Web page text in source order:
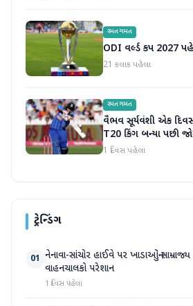
રમતગમત
ODI વર્લ્ડ કપ 2027
21 કલાક પહેલા
રમતગમત
વૈભવ સૂર્યવંશી એક
T20 કિંગ બન્યા પછી
ભવિષ્યવાણી
1 દિવસ પહેલા
ટ્રેન્ડિંગ
01 નેનાવા-સાંચોર હાઈવે પર ખાડાઓનું સામ્રાજ્ય
વાહનચાલકો પરેશાન
1 દિવસ પહેલા